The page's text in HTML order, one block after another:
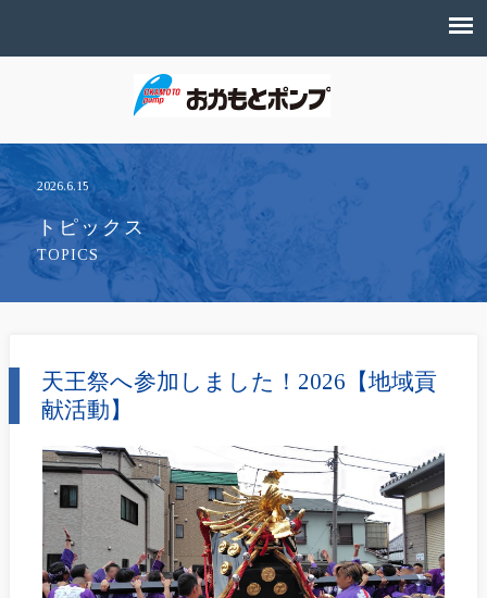
2026.6.15
トピックス
TOPICS
天王祭へ参加しました！2026【地域貢
献活動】